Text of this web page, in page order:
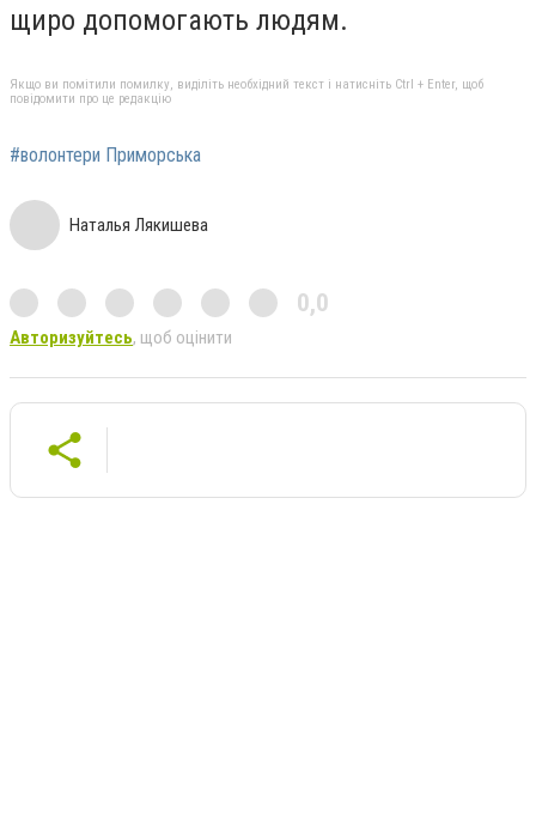
щиро допомогають людям.
Якщо ви помітили помилку, виділіть необхідний текст і натисніть Ctrl + Enter, щоб
повідомити про це редакцію
#волонтери Приморська
Наталья Лякишева
0,0
Авторизуйтесь, щоб оцінити